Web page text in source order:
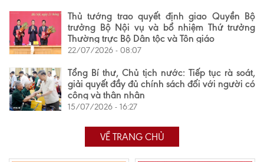
Thủ tướng trao quyết định giao Quyền Bộ
trưởng Bộ Nội vụ và bổ nhiệm Thứ trưởng
Thường trực Bộ Dân tộc và Tôn giáo
22/07/2026 - 08:07
Tổng Bí thư, Chủ tịch nước: Tiếp tục rà soát,
giải quyết đầy đủ chính sách đối với người có
công và thân nhân
15/07/2026 - 16:27
VỀ TRANG CHỦ